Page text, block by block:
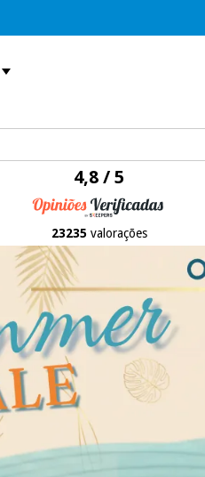
4,8 / 5
23235 valorações